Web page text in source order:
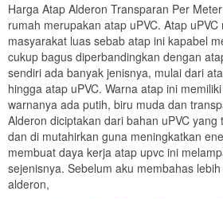
Harga Atap Alderon Transparan Per
rumah merupakan atap uPVC. Atap
masyarakat luas sebab atap ini kapabel
cukup bagus diperbandingkan dengan
sendiri ada banyak jenisnya, mulai dari
hingga atap uPVC. Warna atap ini
warnanya ada putih, biru muda dan
Alderon diciptakan dari bahan uPVC
dan di mutahirkan guna meningkatkan
membuat daya kerja atap upvc ini
sejenisnya. Sebelum aku membahas
alderon,